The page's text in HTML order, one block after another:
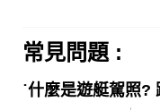
常見問題 :
˙什麼是遊艇駕照?